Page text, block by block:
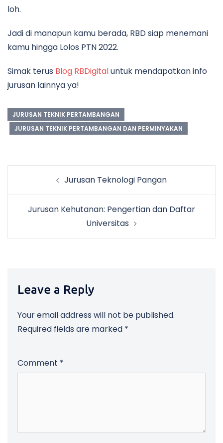
loh.
Jadi di manapun kamu berada, RBD siap menemani
kamu hingga Lolos PTN 2022.
Simak terus Blog RBDigitaluntuk mendapatkan info
jurusan lainnya ya!
JURUSAN TEKNIK PERTAMBANGAN
JURUSAN TEKNIK PERTAMBANGAN DAN PERMINYAKAN
navigationJurusan Teknologi Pangan
Jurusan Kehutanan: Pengertian dan Daftar
Universitas
Leave a Reply
Your email address will not be published.
Required fields are marked *
Comment *